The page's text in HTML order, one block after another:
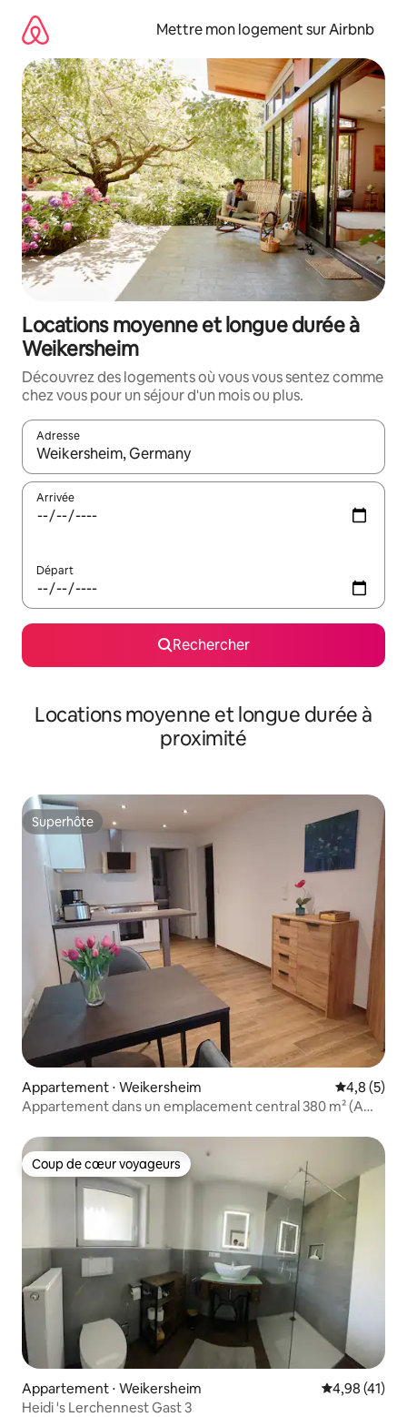
directement
contenu
Mettre mon logement sur Airbnb
Locations moyenne et longue durée à
Weikersheim
Découvrez des logements où vous vous sentez comme
chez vous pour un séjour d'un mois ou plus.
Adresse
Lorsque les résultats s'affichent, utilisez les flèches vers le
Arrivée
Départ
Rechercher
Locations moyenne et longue durée à
proximité
Superhôte
Superhôte
Appartement ⋅ Weikersheim Évaluation
4,8 (5)
Appartement dans un emplacement central 380 m² (Am
Coup de cœur voyageurs
Coup de cœur voyageurs
Appartement ⋅ Weikersheim Évaluation
4,98 (41)
Heidi 's Lerchennest Gast 3